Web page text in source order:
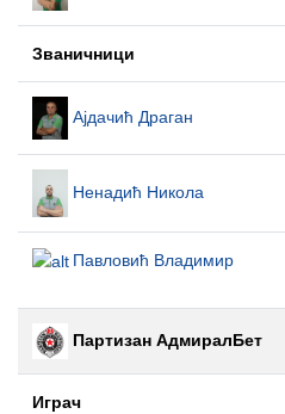
Званичници
Ајдачић Драган
Ненадић Никола
Павловић Владимир
Партизан АдмиралБет
Играч